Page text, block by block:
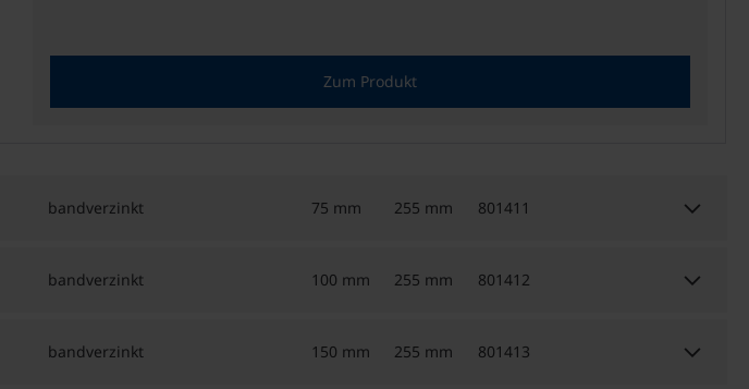
Zum Produkt
bandverzinkt 75 mm 255 mm 801411 keyboard_arrow_down
bandverzinkt 100 mm 255 mm 801412 keyboard_arrow_down
bandverzinkt 150 mm 255 mm 801413 keyboard_arrow_down